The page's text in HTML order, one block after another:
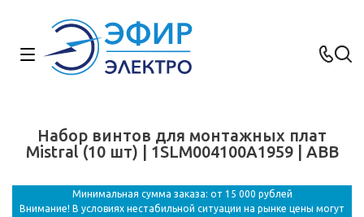
Набор винтов для монтажных плат
Mistral (10 шт) | 1SLM004100A1959 | ABB
Минимальная сумма заказа: от 15 000 рублей
Внимание! В условиях нестабильной ситуации на рынке цены могут